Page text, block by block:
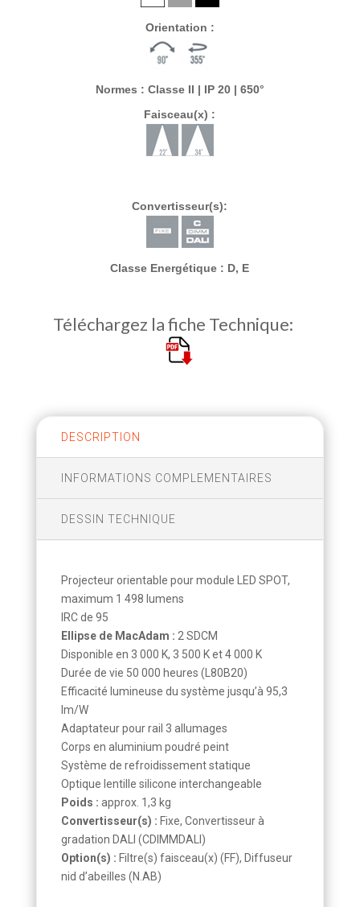
Orientation :
Normes : Classe II | IP 20 | 650°
Faisceau(x) :
Convertisseur(s):
Classe Energétique : D, E
Téléchargez la fiche Technique:
DESCRIPTION
INFORMATIONS COMPLEMENTAIRES
DESSIN TECHNIQUE
Projecteur orientable pour module LED SPOT,
maximum 1 498 lumens
IRC de 95
Ellipse de MacAdam : 2 SDCM
Disponible en 3 000 K, 3 500 K et 4 000 K
Durée de vie 50 000 heures (L80B20)
Efficacité lumineuse du système jusqu’à 95,3
lm/W
Adaptateur pour rail 3 allumages
Corps en aluminium poudré peint
Système de refroidissement statique
Optique lentille silicone interchangeable
Poids : approx. 1,3 kg
Convertisseur(s) : Fixe, Convertisseur à
gradation DALI (CDIMMDALI)
Option(s) : Filtre(s) faisceau(x) (FF), Diffuseur
nid d’abeilles (N.AB)